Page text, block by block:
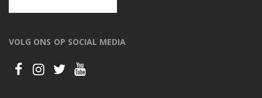
VOLG ONS OP SOCIAL MEDIA